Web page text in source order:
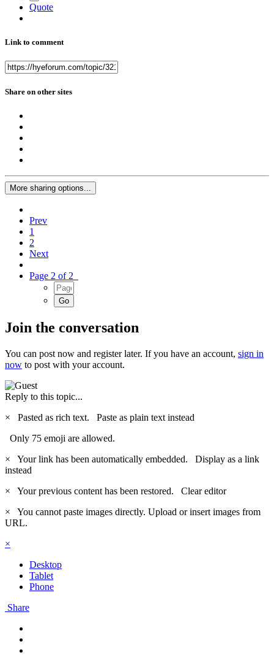
Quote
Link to comment
Share on other sites
More sharing options...
Prev
1
2
Next
Page 2 of 2
Join the conversation
You can post now and register later. If you have an account, sign in
now to post with your account.
Reply to this topic...
×
Pasted as rich text. Paste as plain text instead
Only 75 emoji are allowed.
×
Your link has been automatically embedded. Display as a link
instead
×
Your previous content has been restored. Clear editor
×
You cannot paste images directly. Upload or insert images from
URL.
×
Desktop
Tablet
Phone
Share